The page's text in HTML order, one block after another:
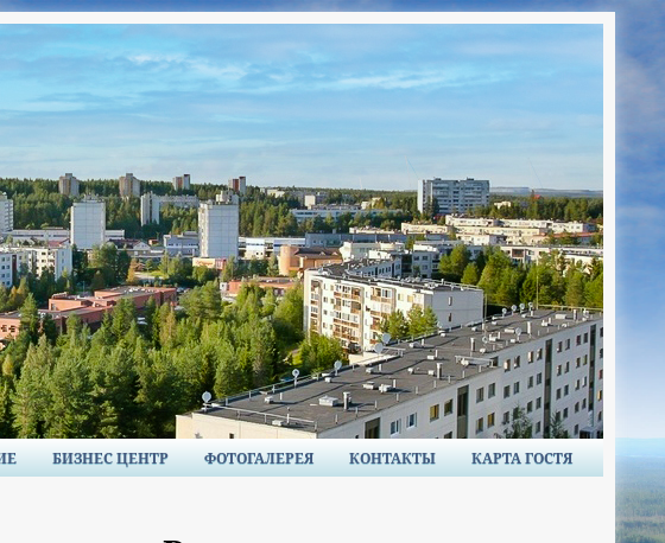
БИЗНЕС ЦЕНТР ФОТОГАЛЕРЕЯ КОНТАКТЫ КАРТА ГОСТЯ